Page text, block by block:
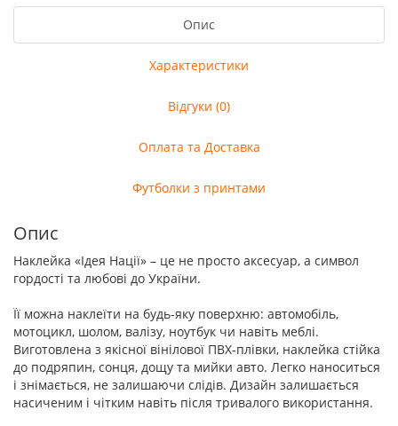
Опис
Характеристики
Відгуки (0)
Оплата та Доставка
Футболки з принтами
Опис
Наклейка «Ідея Нації» – це не просто аксесуар, а символ
гордості та любові до України.
Її можна наклеїти на будь-яку поверхню: автомобіль,
мотоцикл, шолом, валізу, ноутбук чи навіть меблі.
Виготовлена з якісної вінілової ПВХ-плівки, наклейка стійка
до подряпин, сонця, дощу та мийки авто. Легко наноситься
і знімається, не залишаючи слідів. Дизайн залишається
насиченим і чітким навіть після тривалого використання.